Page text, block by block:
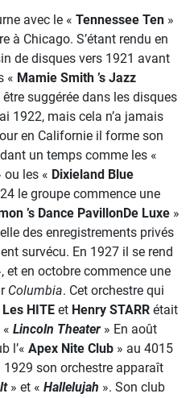
avec le « Tennessee Ten »
à Chicago. S’étant rendu en
de disques vers 1921 avant
« Mamie Smith ’s Jazz
suggérée dans les disques
1922, mais cela n’a jamais
en Californie il forme son
un temps comme les «
ou les « Dixieland Blue
le groupe commence une
’s Dance PavillonDe Luxe »
des enregistrements privés
survécu. En 1927 il se rend
et en octobre commence une
Columbia. Cet orchestre qui
Les HITE et Henry STARR était
Lincoln Theater » En août
l’« Apex Nite Club » au 4015
1929 son orchestre apparaît
» et « Hallelujah ». Son club